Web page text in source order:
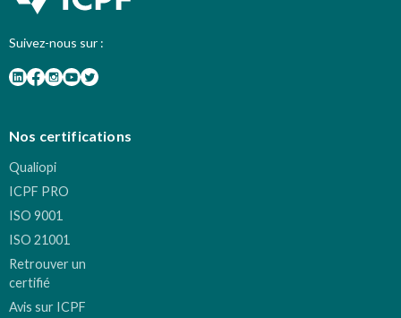
Suivez-nous sur :
Nos certifications
Qualiopi
ICPF PRO
ISO 9001
ISO 21001
Retrouver un
certifié
Avis sur ICPF